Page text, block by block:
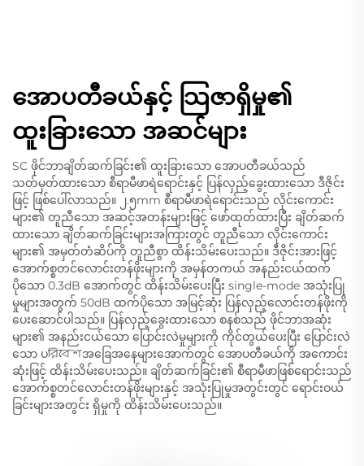
အောပတီခယ်နှင့် သြဇာရှိမှု၏
ထူးခြားသော အဆင်များ
SC ဖိုင်ဘာချိတ်ဆက်ခြင်း၏ ထူးခြားသော အောပတီခယ်သည်
သတ်မှတ်ထားသော စီရာမီဖာရဲရောင်းနှင့် ပြန်လှည့်ခွေးထားသော ဒီဇိုင်း
ဖြင့် ဖြစ်ပေါ်လာသည်။ ၂.၅mm စီရာမီဖာရဲရောင်းသည် လိုင်းကောင်း
များ၏ တူညီသော အဆင့်အတန်းများဖြင့် ဖော်ထုတ်ထားပြီး ချိတ်ဆက်
ထားသော ချိတ်ဆက်ခြင်းများအကြားတွင် တူညီသော လိုင်းကောင်း
များ၏ အမှတ်တံဆိပ်ကို တူညီစွာ ထိန်းသိမ်းပေးသည်။ ဒီဇိုင်းအားဖြင့်
အောက်စ္စတင်လောင်းတန်ဖိုးများကို အမှန်တကယ် အနည်းငယ်ထက်
ပိုသော 0.3dB အောက်တွင် ထိန်းသိမ်းပေးပြီး single-mode အသုံးပြု
မှုများအတွက် 50dB ထက်ပိုသော အမြင့်ဆုံး ပြန်လှည့်လောင်းတန်ဖိုးကို
ပေးဆောင်ပါသည်။ ပြန်လှည့်ခွေးထားသော စနစ်သည် ဖိုင်ဘာအဆုံး
များ၏ အနည်းငယ်သော ပြောင်းလဲမှုများကို ကိုင်တွယ်ပေးပြီး ပြောင်းလဲ
သော ပরিবেশအခြေအနေများအောက်တွင် အောပတီခယ်ကို အကောင်း
ဆုံးဖြင့် ထိန်းသိမ်းပေးသည်။ ချိတ်ဆက်ခြင်း၏ စီရာမီဖာဖြစ်ရောင်းသည်
အောက်စ္စတင်လောင်းတန်ဖိုးများနှင့် အသုံးပြုမှုအတွင်းတွင် ရောင်းဝယ်
ခြင်းများအတွင်း ရှိမှုကို ထိန်းသိမ်းပေးသည်။